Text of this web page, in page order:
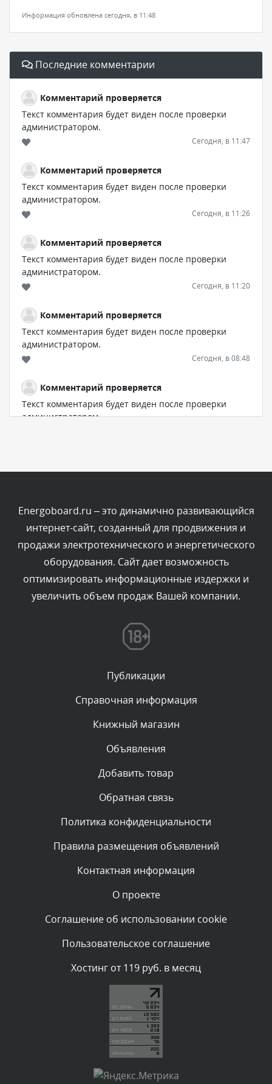
Информация обновлена сегодня, в 11:48
Последние комментарии
Комментарий проверяется
Текст комментария будет виден после проверки
администратором.
Сегодня, в 11:47
Комментарий проверяется
Текст комментария будет виден после проверки
администратором.
Сегодня, в 11:26
Комментарий проверяется
Текст комментария будет виден после проверки
администратором.
Сегодня, в 11:20
Комментарий проверяется
Текст комментария будет виден после проверки
администратором.
Сегодня, в 08:48
Комментарий проверяется
Текст комментария будет виден после проверки
администратором.
Комментарий проверяется
Текст комментария будет виден после проверки
администратором.
Сегодня, в 06:35
Комментарий проверяется
Текст комментария будет виден после проверки
Комментарий проверяется
Текст комментария будет виден после проверки
администратором.
Комментарий проверяется
администратором.
Комментарий проверяется
администратором.
Комментарий проверяется
администратором.
Комментарий проверяется
Текст комментария будет виден после проверки
Комментарий проверяется
Текст комментария будет виден после проверки
администратором.
Energoboard.ru – это динамично развивающийся
интернет-сайт, созданный для продвижения и
продажи электротехнического и энергетического
оборудования. Сайт дает возможность
оптимизировать информационные издержки и
увеличить объем продаж Вашей компании.
Публикации
Справочная информация
Книжный магазин
Объявления
Добавить товар
Обратная связь
Политика конфиденциальности
Правила размещения объявлений
Контактная информация
О проекте
Соглашение об использовании cookie
Пользовательское соглашение
Хостинг от 119 руб. в месяц